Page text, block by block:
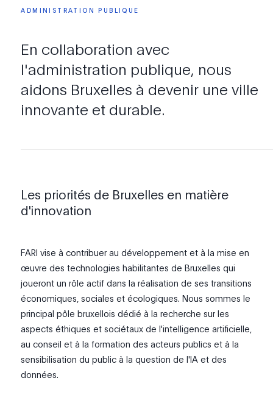
En collaboration avec
l'administration publique, nous
aidons Bruxelles à devenir uneville
innovante et durable.
ADMINISTRATIONPUBLIQUE
Les priorités de Bruxelles en matière
d'innovation
FARI vise à contribuer au développement et à la mise en
œuvre des technologies habilitantes de Bruxelles qui
joueront un rôle actif dans la réalisation de ses transitions
économiques, sociales et écologiques. Nous sommes le
principal pôle bruxellois dédié à la recherche sur les
aspects éthiques et sociétaux de l'intelligence artificielle,
au conseil et à la formation des acteurs publics et à la
sensibilisation du public à la question de l'IA et des
données.